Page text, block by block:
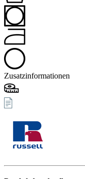
Zusatzinformationen